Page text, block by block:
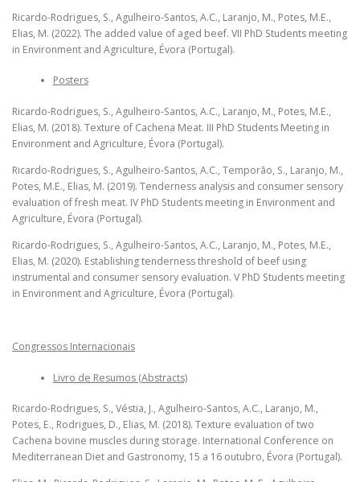
Ricardo-Rodrigues, S., Agulheiro-Santos, A.C., Laranjo, M., Potes, M.E.,
Elias, M. (2022). The added value of aged beef. VII PhD Students meeting
in Environment and Agriculture, Évora (Portugal).
Posters
Ricardo-Rodrigues, S., Agulheiro-Santos, A.C., Laranjo, M., Potes, M.E.,
Elias, M. (2018). Texture of Cachena Meat. III PhD Students Meeting in
Environment and Agriculture, Évora (Portugal).
Ricardo-Rodrigues, S., Agulheiro-Santos, A.C., Temporão, S., Laranjo, M.,
Potes, M.E., Elias, M. (2019). Tenderness analysis and consumer sensory
evaluation of fresh meat. IV PhD Students meeting in Environment and
Agriculture, Évora (Portugal).
Ricardo-Rodrigues, S., Agulheiro-Santos, A.C., Laranjo, M., Potes, M.E.,
Elias, M. (2020). Establishing tenderness threshold of beef using
instrumental and consumer sensory evaluation. V PhD Students meeting
in Environment and Agriculture, Évora (Portugal).
Congressos Internacionais
Livro de Resumos (Abstracts)
Ricardo-Rodrigues, S., Véstia, J., Agulheiro-Santos, A.C., Laranjo, M.,
Potes, E., Rodrigues, D., Elias, M. (2018). Texture evaluation of two
Cachena bovine muscles during storage. International Conference on
Mediterranean Diet and Gastronomy, 15 a 16 outubro, Évora (Portugal).